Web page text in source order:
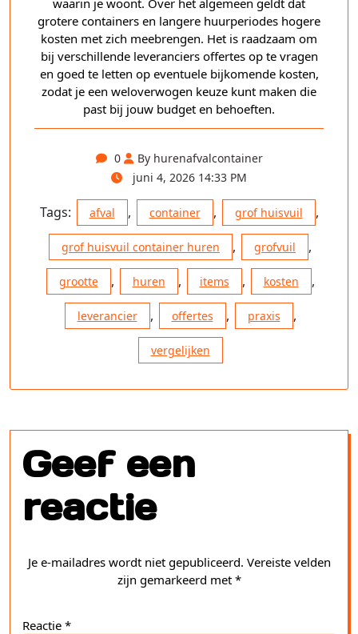
grotere containers en langere huurperiodes hogere
kosten met zich meebrengen. Het is raadzaam om
bij verschillende leveranciers offertes op te vragen
en goed te letten op eventuele bijkomende kosten,
zodat je een weloverwogen keuze kunt maken die
past bij jouw budget en behoeften.
0
By hurenafvalcontainer
juni 4, 2026 14:33 PM
Tags: afval , container , grof huisvuil ,
grof huisvuil container huren , grofvuil ,
grootte , huren , items , kosten ,
leverancier , offertes , praxis ,
vergelijken
Geef een
reactie
Je e-mailadres wordt niet gepubliceerd. Vereiste velden
zijn gemarkeerd met *
Reactie *